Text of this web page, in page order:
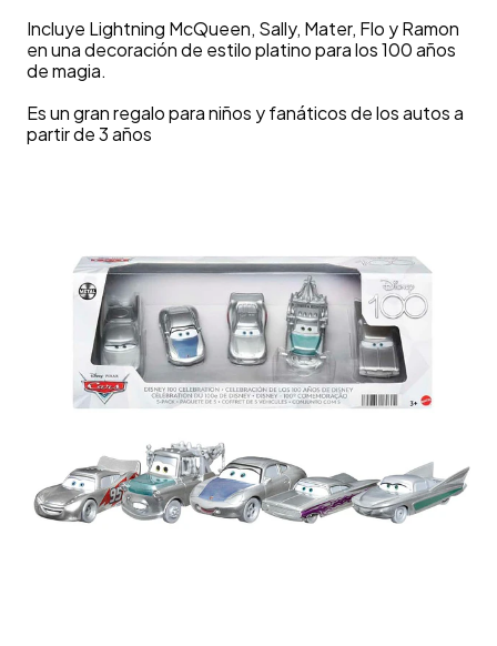
Incluye Lightning McQueen, Sally, Mater, Flo y Ramon
en una decoración de estilo platino para los 100 años
de magia.
Es un gran regalo para niños y fanáticos de los autos a
partir de 3 años